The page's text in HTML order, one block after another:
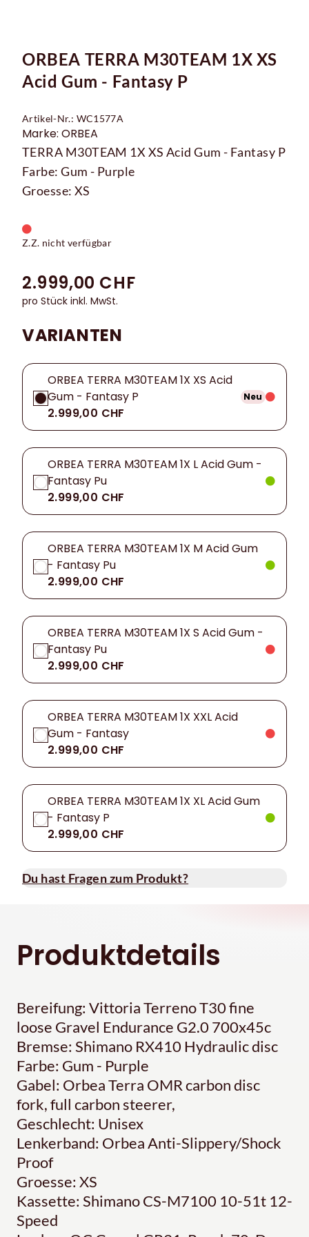
ORBEA TERRA M30TEAM 1X XS
Acid Gum - Fantasy P
Artikel-Nr.: WC1577A
Marke: ORBEA
TERRA M30TEAM 1X XS Acid Gum - Fantasy P
Farbe: Gum - Purple
Groesse: XS
Z.Z. nicht verfügbar
2.999,00 CHF
pro Stück inkl. MwSt.
VARIANTEN
ORBEA TERRA M30TEAM 1X XS Acid
Gum - Fantasy P
2.999,00 CHF
Neu
ORBEA TERRA M30TEAM 1X L Acid Gum -
Fantasy Pu
2.999,00 CHF
ORBEA TERRA M30TEAM 1X M Acid Gum
- Fantasy Pu
2.999,00 CHF
ORBEA TERRA M30TEAM 1X S Acid Gum -
Fantasy Pu
2.999,00 CHF
ORBEA TERRA M30TEAM 1X XXL Acid
Gum - Fantasy
2.999,00 CHF
ORBEA TERRA M30TEAM 1X XL Acid Gum
- Fantasy P
2.999,00 CHF
Du hast Fragen zum Produkt?
Produktdetails
Bereifung: Vittoria Terreno T30 fine
loose Gravel Endurance G2.0 700x45c
Bremse: Shimano RX410 Hydraulic disc
Farbe: Gum - Purple
Gabel: Orbea Terra OMR carbon disc
fork, full carbon steerer,
Geschlecht: Unisex
Lenkerband: Orbea Anti-Slippery/Shock
Proof
Groesse: XS
Kassette: Shimano CS-M7100 10-51t 12-
Speed